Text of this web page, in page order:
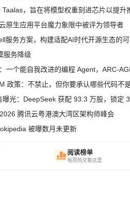
，旨在将模型权重刻进芯片以提升
原生应用平台魔力象限中被评为领导者
服务方案，构建适配AI时代开源生态的
服务降级
一个能自我改进的编程 Agent，ARC-
政策：不禁止，但你要承认哪些代码不
光：DeepSeek 获配 93.3 万股，锁定
腾讯云粤港澳大湾区架构师峰会
被曝数月未更新
阅读榜单
每周热文看这里